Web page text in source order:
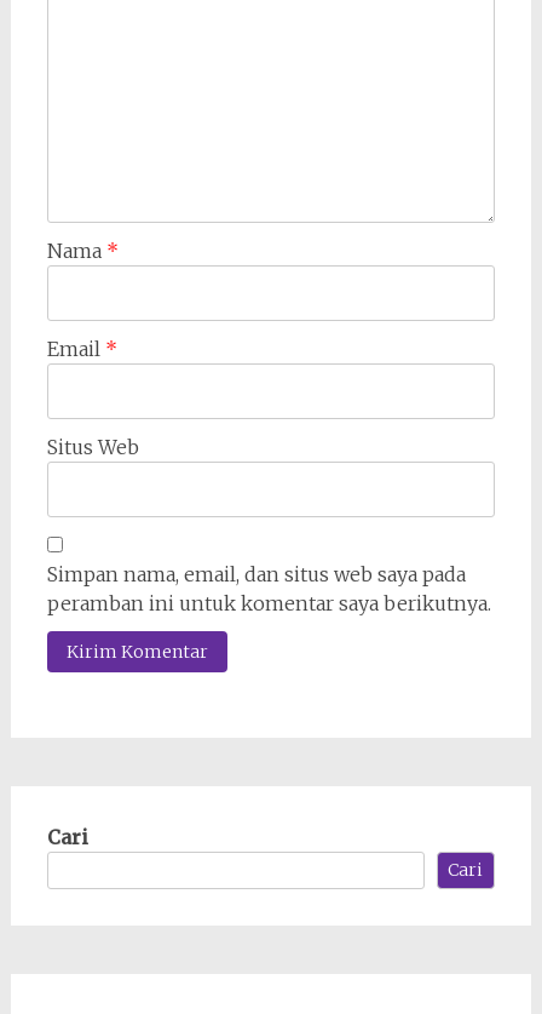
Nama *
Email *
Situs Web
Simpan nama, email, dan situs web saya pada
peramban ini untuk komentar saya berikutnya.
Cari
Cari